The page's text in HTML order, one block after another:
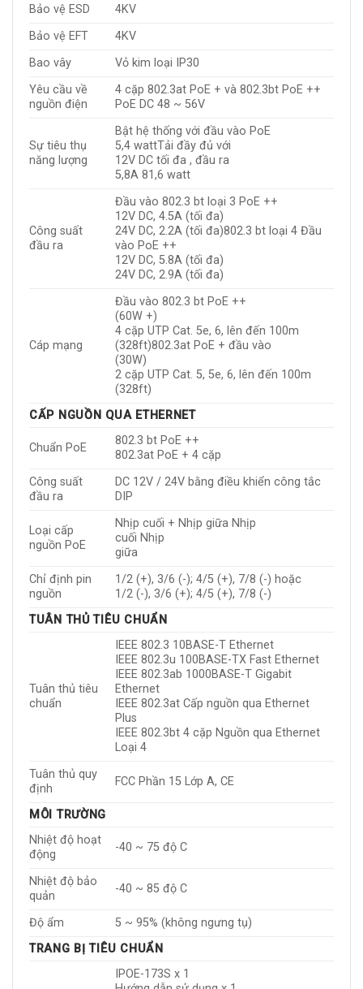
Bảo vệ ESD
4KV
Bảo vệ EFT
4KV
Bao vây
Vỏ kim loại IP30
Yêu cầu về
nguồn điện
4 cặp 802.3at PoE + và 802.3bt PoE ++
PoE DC 48 ~ 56V
Sự tiêu thụ
năng lượng
Bật hệ thống với đầu vào PoE
5,4 wattTải đầy đủ với
12V DC tối đa , đầu ra
5,8A 81,6 watt
Công suất
đầu ra
Đầu vào 802.3 bt loại 3 PoE ++
12V DC, 4.5A (tối đa)
24V DC, 2.2A (tối đa)802.3 bt loại 4 Đầu
vào PoE ++
12V DC, 5.8A (tối đa)
24V DC, 2.9A (tối đa)
Cáp mạng
Đầu vào 802.3 bt PoE ++
(60W +)
4 cặp UTP Cat. 5e, 6, lên đến 100m
(328ft)802.3at PoE + đầu vào
(30W)
2 cặp UTP Cat. 5, 5e, 6, lên đến 100m
(328ft)
CẤP NGUỒN QUA ETHERNET
Chuẩn PoE
802.3 bt PoE ++
802.3at PoE + 4 cặp
Công suất
đầu ra
DC 12V / 24V bằng điều khiển công tắc
DIP
Loại cấp
nguồn PoE
Nhịp cuối + Nhịp giữa Nhịp
cuối Nhịp
giữa
Chỉ định pin
nguồn
1/2 (+), 3/6 (-); 4/5 (+), 7/8 (-) hoặc
1/2 (-), 3/6 (+); 4/5 (+), 7/8 (-)
TUÂN THỦ TIÊU CHUẨN
Tuân thủ tiêu
chuẩn
IEEE 802.3 10BASE-T Ethernet
IEEE 802.3u 100BASE-TX Fast Ethernet
IEEE 802.3ab 1000BASE-T Gigabit
Ethernet
IEEE 802.3at Cấp nguồn qua Ethernet
Plus
IEEE 802.3bt 4 cặp Nguồn qua Ethernet
Loại 4
Tuân thủ quy
định
FCC Phần 15 Lớp A, CE
MÔI TRƯỜNG
Nhiệt độ hoạt
động
-40 ~ 75 độ C
Nhiệt độ bảo
quản
-40 ~ 85 độ C
Độ ẩm
5 ~ 95% (không ngưng tụ)
TRANG BỊ TIÊU CHUẨN
IPOE-173S x 1